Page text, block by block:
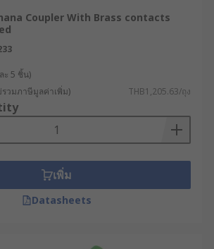
Coupler With Brass contacts
ะ 5 ชิ้น)
รวมภาษีมูลค่าเพิ่ม) THB1,205.63/ถุง
เพิ่ม
Datasheets